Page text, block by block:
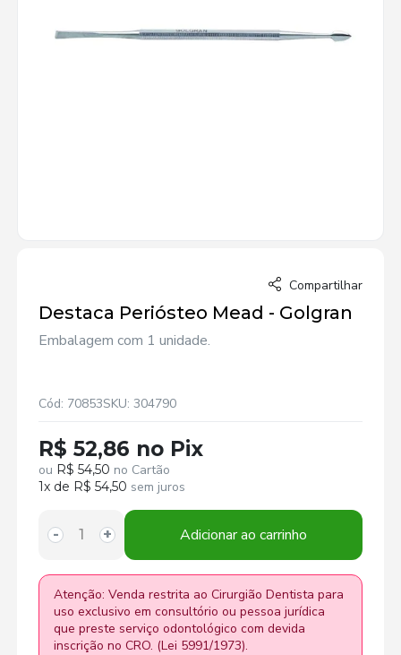
Compartilhar
Destaca Periósteo Mead - Golgran
Embalagem com 1 unidade.
Cód: 70853SKU: 304790
R$ 52,86 no Pix
ou R$ 54,50 no Cartão
1x de R$ 54,50 sem juros
- + Adicionar ao carrinho
Atenção: Venda restrita ao Cirurgião Dentista para
uso exclusivo em consultório ou pessoa jurídica
que preste serviço odontológico com devida
inscrição no CRO. (Lei 5991/1973).